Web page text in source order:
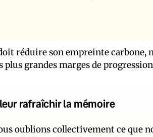
réduire son empreinte carbone,
grandes marges de
rafraîchir la mémoire
oublions collectivement ce que